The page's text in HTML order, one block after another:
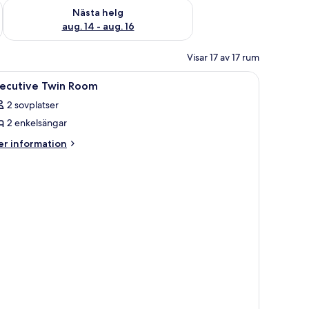
aug. 7 - aug. 9
Nästa helg
aug. 14 - aug. 16
Kontrollera tillgängligheten för nästa helg aug. 14 - aug. 16
Visar 17 av 17 rum
sängbord, ett skrivbord och en stol.Sängtillbehör av högsta kvalitet och minibar
14 Twin Room
2 sovplatser
2 enkelsängar
information